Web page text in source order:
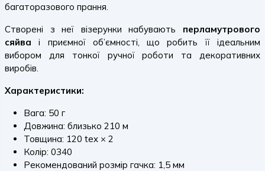
багаторазового прання.
Створені з неї візерунки набувають перламутрового
сяйва і приємної об’ємності, що робить її ідеальним
вибором для тонкої ручної роботи та декоративних
виробів.
Характеристики:
Вага: 50 г
Довжина: близько 210 м
Товщина: 120 tex × 2
Колір: 0340
Рекомендований розмір гачка: 1,5 мм